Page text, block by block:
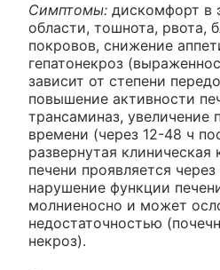
Симптомы: дискомфорт в
области, тошнота, рвота,
покровов, снижение
гепатонекроз
зависит от степени
повышение активности
трансаминаз, увеличение
времени (через 12-48 ч
развернутая
печени проявляется
нарушение функции
молниеносно и может
недостаточностью
некроз).